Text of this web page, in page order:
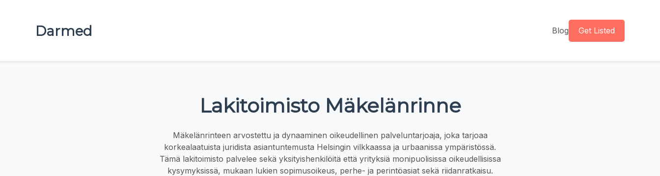
Darmed Blog Get Listed
Lakitoimisto Mäkelänrinne
Mäkelänrinteen arvostettu ja dynaaminen oikeudellinen palveluntarjoaja, joka tarjoaa
korkealaatuista juridista asiantuntemusta Helsingin vilkkaassa ja urbaanissa ympäristössä.
Tämä lakitoimisto palvelee sekä yksityishenkilöitä että yrityksiä monipuolisissa oikeudellisissa
kysymyksissä, mukaan lukien sopimusoikeus, perhe- ja perintöasiat sekä riidanratkaisu.